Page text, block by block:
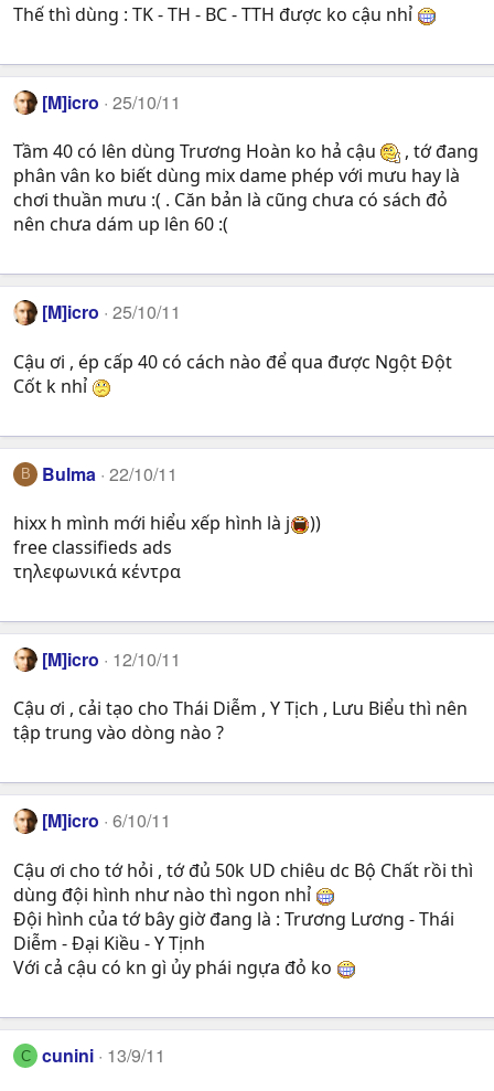
Thế thì dùng : TK - TH - BC - TTH được ko cậu nhỉ
[M]icro 25/10/11
Tầm 40 có lên dùng Trương Hoàn ko hả cậu
, tớ đang
phân vân ko biết dùng mix dame phép với mưu hay là
chơi thuần mưu :( . Căn bản là cũng chưa có sách đỏ
nên chưa dám up lên 60 :(
[M]icro 25/10/11
Cậu ơi , ép cấp 40 có cách nào để qua được Ngột Đột
Cốt k nhỉ
B Bulma 22/10/11
hixx h mình mới hiểu xếp hình là j
))
free classifieds ads
τηλεφωνικά κέντρα
[M]icro 12/10/11
Cậu ơi , cải tạo cho Thái Diễm , Y Tịch , Lưu Biểu thì nên
tập trung vào dòng nào ?
[M]icro 6/10/11
Cậu ơi cho tớ hỏi , tớ đủ 50k UD chiêu dc Bộ Chất rồi thì
dùng đội hình như nào thì ngon nhỉ
Đội hình của tớ bây giờ đang là : Trương Lương - Thái
Diễm - Đại Kiều - Y Tịnh
Với cả cậu có kn gì ủy phái ngựa đỏ ko
C cunini 13/9/11